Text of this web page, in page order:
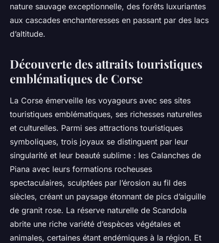
nature sauvage exceptionnelle, des forêts luxuriantes
aux cascades enchanteresses en passant par des lacs
d’altitude.
Découverte des attraits touristiques
emblématiques de Corse
La Corse émerveille les voyageurs avec ses sites
touristiques emblématiques, ses richesses naturelles
et culturelles. Parmi ses attractions touristiques
symboliques, trois joyaux se distinguent par leur
singularité et leur beauté sublime : les Calanches de
Piana avec leurs formations rocheuses
spectaculaires, sculptées par l’érosion au fil des
siècles, créant un paysage étonnant de pics d’aiguille
de granit rose. La réserve naturelle de Scandola
abrite une riche variété d’espèces végétales et
animales, certaines étant endémiques à la région. Et